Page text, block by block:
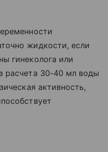
жидкости, если
гинеколога или
расчета 30-40 мл воды
активность,